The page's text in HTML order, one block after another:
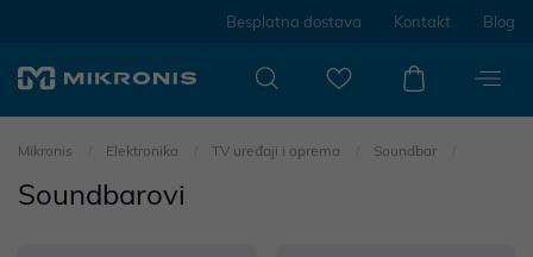
Besplatna dostava Kontakt Blog
Mikronis Elektronika TV uređaji i oprema Soundbar
Soundbarovi